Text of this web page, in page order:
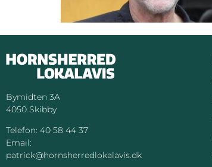
Bymidten 3A
4050 Skibby
Telefon: 40 58 44 37
Email:
patrick@hornsherredlokalavis.dk